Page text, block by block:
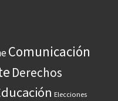
Comunicación
Derechos
Elecciones